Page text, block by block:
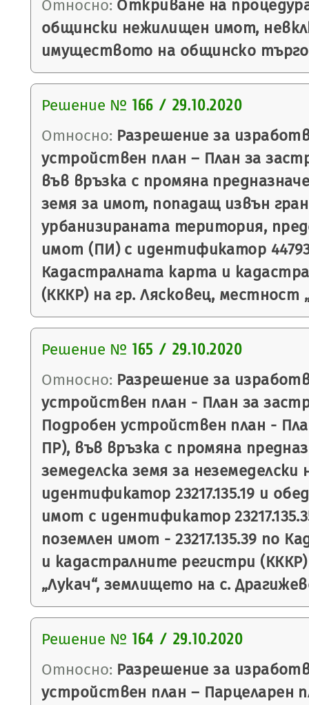
Относно: Откриване на
общински нежилищен имот,
имуществото на общинско
Решение № 166 / 29.10.2020
Относно: Разрешение за
устройствен план – План за
във връзка с промяна
земя за имот, попадащ извън
урбанизираната територия,
имот (ПИ) с идентификатор
Кадастралната карта и
(КККР) на гр. Лясковец, местност
Решение № 165 / 29.10.2020
Относно: Разрешение за
устройствен план - План за
Подробен устройствен план -
ПР), във връзка с промяна
земеделска земя за
идентификатор 23217.135.19 и
имот с идентификатор
поземлен имот - 23217.135.39 по
и кадастралните регистри
„Лукач“, землището на с.
Решение № 164 / 29.10.2020
Относно: Разрешение за
устройствен план – Парцеларен